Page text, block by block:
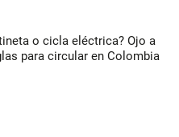
o cicla eléctrica? Ojo a
para circular en Colombia